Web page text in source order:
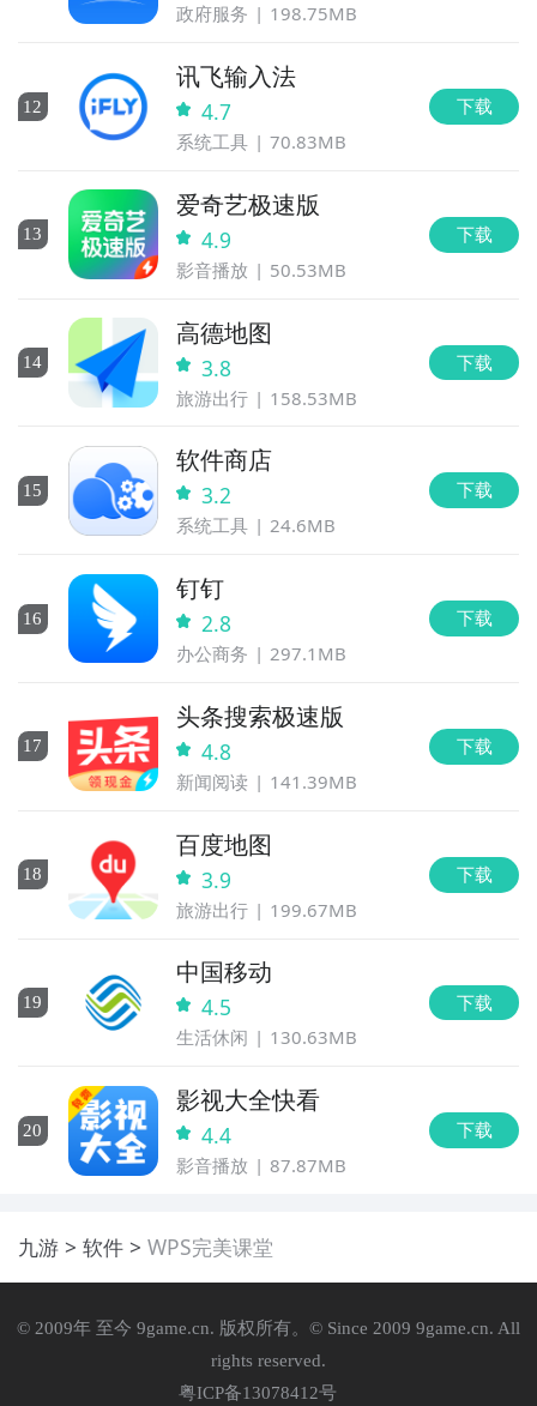
政府服务 198.75MB
12
讯飞输入法
4.7
系统工具 70.83MB
下载
13
爱奇艺极速版
4.9
影音播放 50.53MB
下载
14
高德地图
3.8
旅游出行 158.53MB
下载
15
软件商店
3.2
系统工具 24.6MB
下载
16
钉钉
2.8
办公商务 297.1MB
下载
17
头条搜索极速版
4.8
新闻阅读 141.39MB
下载
18
百度地图
3.9
旅游出行 199.67MB
下载
19
中国移动
4.5
生活休闲 130.63MB
下载
20
影视大全快看
4.4
影音播放 87.87MB
下载
九游 软件 WPS完美课堂
© 2009年 至今 9game.cn. 版权所有。© Since 2009 9game.cn. All
rights reserved.
粤ICP备13078412号